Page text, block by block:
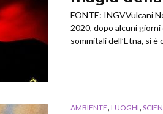
FONTE: INGVVulcani
2020, dopo alcuni
sommitali dell’Etna, si è
AMBIENTE, LUOGHI,